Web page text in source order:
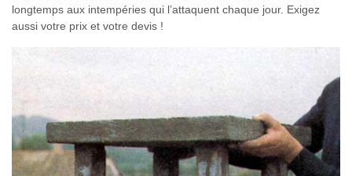
longtemps aux intempéries qui l’attaquent chaque jour. Exigez
aussi votre prix et votre devis !